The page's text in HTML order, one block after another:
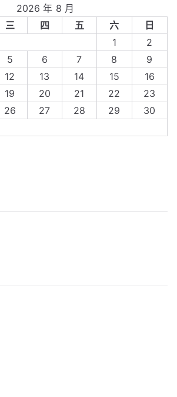
2026 年 8 月
三 四 五 六
日
1
2
5 6 7 8
9
12 13 14 15
16
19 20 21 22
23
26 27 28 29
30